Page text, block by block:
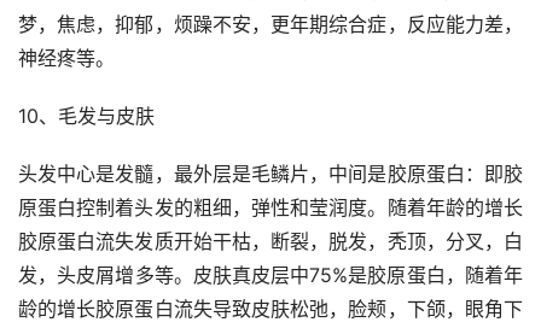
梦，焦虑，抑郁，烦躁不安，更年期综合症，反应能力差，
神经疼等。
10、毛发与皮肤
头发中心是发髓，最外层是毛鳞片，中间是胶原蛋白：即胶
原蛋白控制着头发的粗细，弹性和莹润度。随着年龄的增长
胶原蛋白流失发质开始干枯，断裂，脱发，秃顶，分叉，白
发，头皮屑增多等。皮肤真皮层中75%是胶原蛋白，随着年
龄的增长胶原蛋白流失导致皮肤松弛，脸颊，下颌，眼角下